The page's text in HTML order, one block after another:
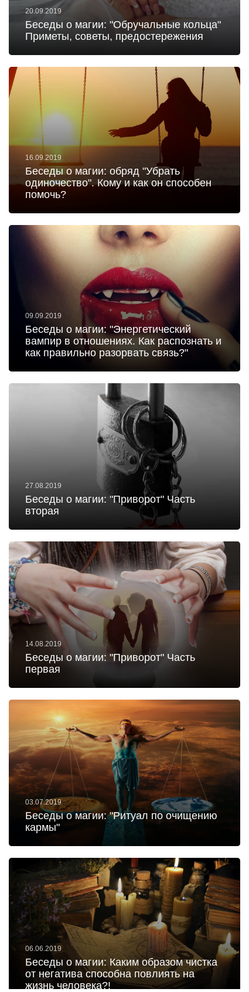
20.09.2019
Беседы о магии: "Обручальные кольца"
Приметы, советы, предостережения
16.09.2019
Беседы о магии: обряд "Убрать
одиночество". Кому и как он способен
помочь?
09.09.2019
Беседы о магии: "Энергетический
вампир в отношениях. Как распознать и
как правильно разорвать связь?"
27.08.2019
Беседы о магии: "Приворот" Часть
вторая
14.08.2019
Беседы о магии: "Приворот" Часть
первая
03.07.2019
Беседы о магии: "Ритуал по очищению
кармы"
06.06.2019
Беседы о магии: Каким образом чистка
от негатива способна повлиять на
жизнь человека?!